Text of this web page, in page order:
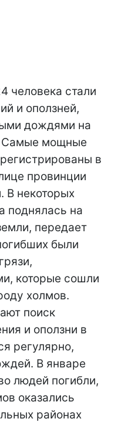
человека стали
и оползней,
дождями на
Самые мощные
в
провинции
В некоторых
поднялась на
передает
были
которые сошли
холмов.
поиск
и оползни в
регулярно,
В январе
людей погибли,
оказались
районах